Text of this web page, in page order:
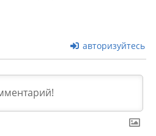
авторизуйтесь